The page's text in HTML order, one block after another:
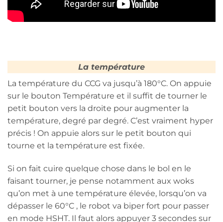
La température
La température du CCG va jusqu’à 180°C. On appuie
sur le bouton Température et il suffit de tourner le
petit bouton vers la droite pour augmenter la
température, degré par degré. C’est vraiment hyper
précis ! On appuie alors sur le petit bouton qui
tourne et la température est fixée.
Si on fait cuire quelque chose dans le bol en le
faisant tourner, je pense notamment aux woks
qu’on met à une température élevée, lorsqu’on va
dépasser le 60°C , le robot va biper fort pour passer
en mode HSHT. Il faut alors appuyer 3 secondes sur